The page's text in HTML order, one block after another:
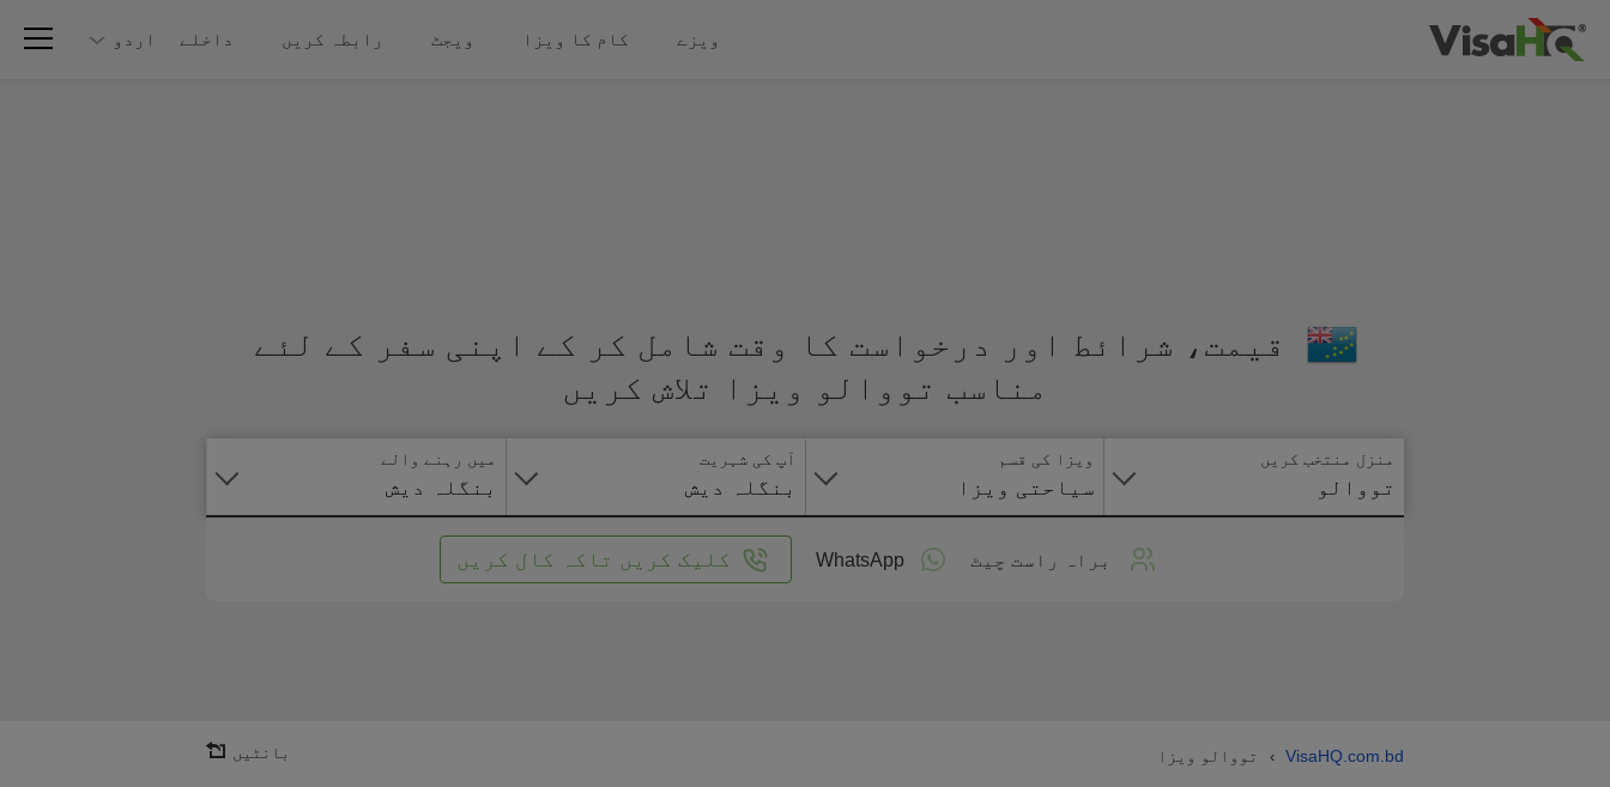
ویزے کام کا ویزا ویجٹ رابطہ کریں داخلے اردو
قیمت، شرائط اور درخواست کا وقت شامل کر کے اپنی سفر کے لئے
مناسب تووالو ویزا تلاش کریں
منزل منتخب کریں
تووالو
ویزا کی قسم
سیاحتی ویزا
آپ کی شہریت
بنگلہ دیش
میں رہنے والے
بنگلہ دیش
براہ راست چیٹ WhatsApp کلیک کریں تاکہ کال کریں
VisaHQ.com.bd
› تووالو ویزا بانٹیں